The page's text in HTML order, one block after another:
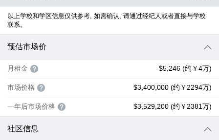
以上学校和学区信息仅供参考, 如需确认, 请通过经纪人或者直接与学校
联系。
预估市场价
月租金 $5,246 (约￥4万)
市场价格 $3,400,000 (约￥2294万)
一年后市场价格 $3,529,200 (约￥2381万)
社区信息